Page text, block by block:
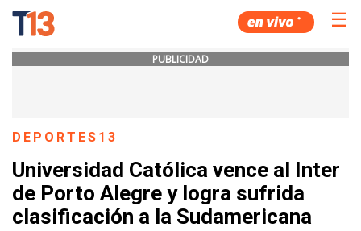
☰
PUBLICIDAD
DEPORTES13
Universidad Católica vence al Inter
de Porto Alegre y logra sufrida
clasificación a la Sudamericana